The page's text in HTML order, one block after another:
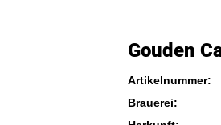
Gouden
Artikelnummer:
Brauerei: